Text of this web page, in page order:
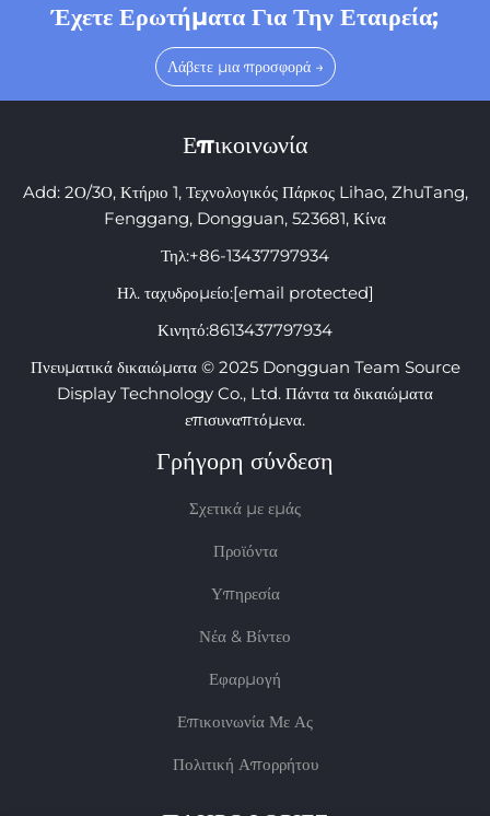
Έχετε Ερωτήματα Για Την Εταιρεία;
Λάβετε μια προσφορά →
Επικοινωνία
Add: 2Ο/3Ο, Κτήριο 1, Τεχνολογικός Πάρκος Lihao, ZhuTang,
Fenggang, Dongguan, 523681, Κίνα
Τηλ:+86-13437797934
Ηλ. ταχυδρομείο:[email protected]
Κινητό:8613437797934
Πνευματικά δικαιώματα © 2025 Dongguan Team Source
Display Technology Co., Ltd. Πάντα τα δικαιώματα
επισυναπτόμενα.
Γρήγορη σύνδεση
Σχετικά με εμάς
Προϊόντα
Υπηρεσία
Νέα & Βίντεο
Εφαρμογή
Επικοινωνία Με Ας
Πολιτική Απορρήτου